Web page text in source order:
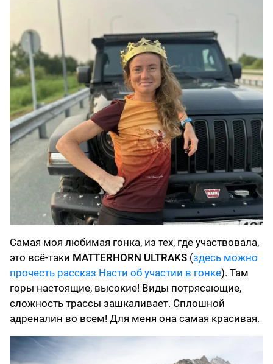
Самая моя любимая гонка, из тех, где участвовала,
это всё-таки MATTERHORN ULTRAKS (здесь можно
прочесть рассказ Насти об участии в гонке). Там
горы настоящие, высокие! Виды потрясающие,
сложность трассы зашкаливает. Сплошной
адреналин во всем! Для меня она самая красивая.